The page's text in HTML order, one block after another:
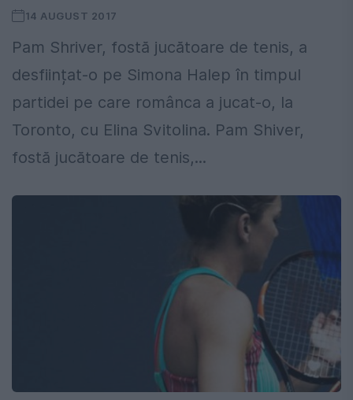
14 AUGUST 2017
Pam Shriver, fostă jucătoare de tenis, a
desființat-o pe Simona Halep în timpul
partidei pe care românca a jucat-o, la
Toronto, cu Elina Svitolina. Pam Shiver,
fostă jucătoare de tenis,...